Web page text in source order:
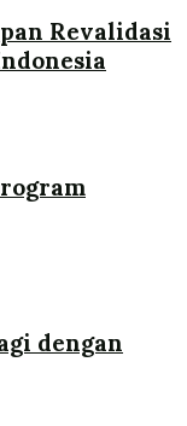
Revalidasi
dengan